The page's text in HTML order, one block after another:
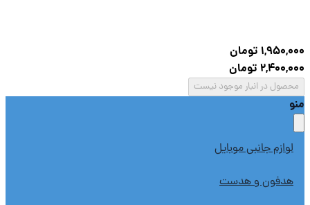
تومان
تومان
در انبار موجود نیست
لوازم جانبی موبایل
هدفون و هدست